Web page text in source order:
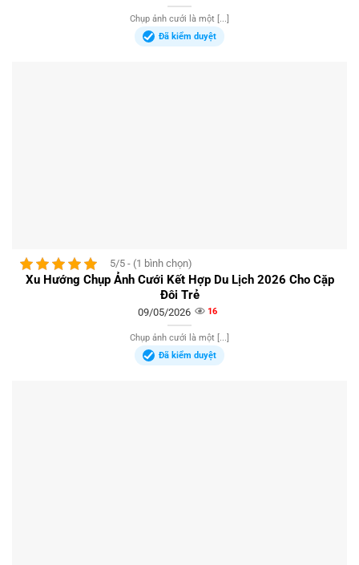
Chụp ảnh cưới là một [...]
Đã kiểm duyệt
5/5 - (1 bình chọn)
Xu Hướng Chụp Ảnh Cưới Kết Hợp Du Lịch 2026 Cho Cặp
Đôi Trẻ
09/05/2026 16
Chụp ảnh cưới là một [...]
Đã kiểm duyệt